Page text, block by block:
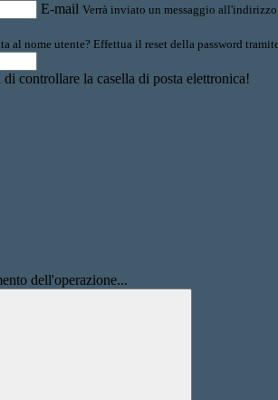
E-mail Verrà inviato un messaggio
al nome utente? Effettua il reset della password
controllare la casella di posta elettronica!
dell'operazione...